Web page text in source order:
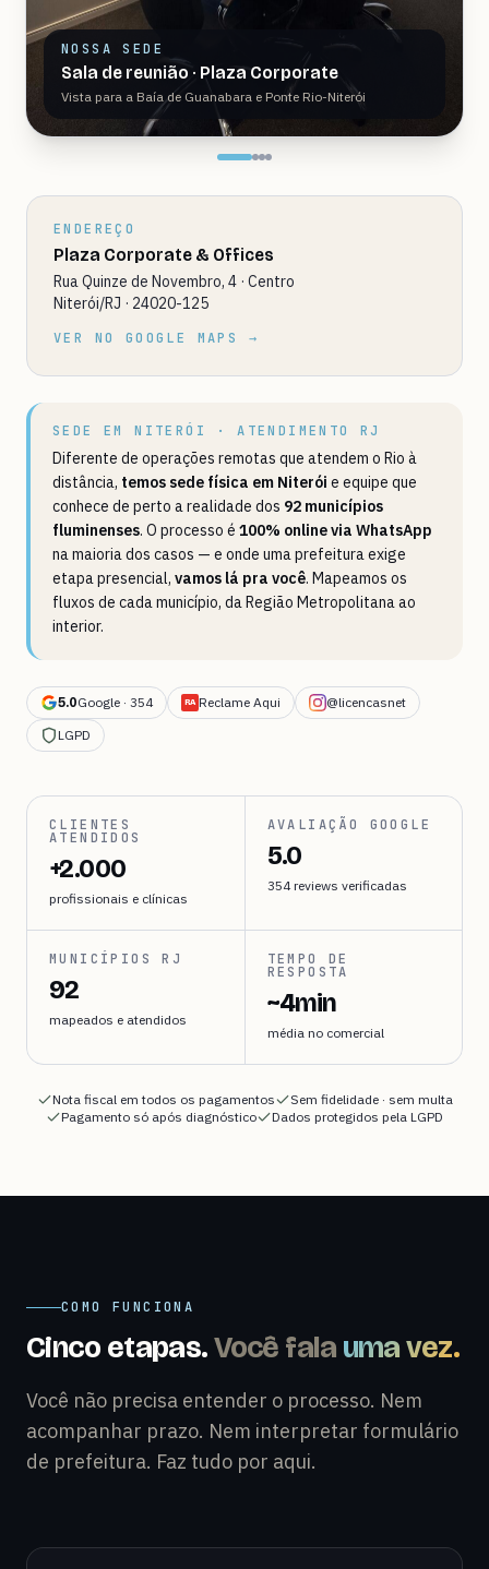
NOSSA SEDE
Sala de reunião · Plaza Corporate
Vista para a Baía de Guanabara e Ponte Rio-Niterói
ENDEREÇO
Plaza Corporate & Offices
Rua Quinze de Novembro, 4 · Centro
Niterói/RJ · 24020-125
VER NO GOOGLE MAPS →
SEDE EM NITERÓI · ATENDIMENTO RJ
Diferente de operações remotas que atendem o Rio à
distância, temos sede física em Niterói e equipe que
conhece de perto a realidade dos 92 municípios
fluminenses. O processo é 100% online via WhatsApp
na maioria dos casos — e onde uma prefeitura exige
etapa presencial, vamos lá pra você. Mapeamos os
fluxos de cada município, da Região Metropolitana ao
interior.
5.0Google · 354 RA Reclame Aqui
@licencasnet
LGPD
CLIENTES
ATENDIDOS
+2.000
profissionais e clínicas
AVALIAÇÃO GOOGLE
5.0
354 reviews verificadas
MUNICÍPIOS RJ
92
mapeados e atendidos
TEMPO DE
RESPOSTA
~4min
média no comercial
Nota fiscal em todos os pagamentos
Sem fidelidade · sem multa
Pagamento só após diagnóstico
Dados protegidos pela LGPD
COMO FUNCIONA
Cinco etapas.Você fala uma vez.
Você não precisa entender o processo. Nem
acompanhar prazo. Nem interpretar formulário
de prefeitura. Faz tudo por aqui.